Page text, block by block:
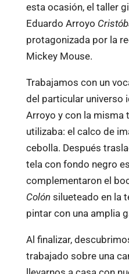
esta ocasión, el taller
Eduardo Arroyo
protagonizada por la
Mickey Mouse.
Trabajamos con un
del particular universo
Arroyo y con la misma
utilizaba: el calco de
cebolla. Después
tela con fondo negro
complementaron el
Colón silueteado en la
pintar con una amplia
Al finalizar,
trabajado sobre una